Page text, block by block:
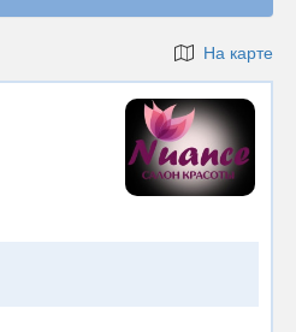
На карте